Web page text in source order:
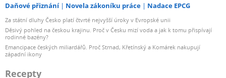
Daňové přiznání Novela zákoníku práce Nadace EPCG
Za státní dluhy Česko platí čtvrté nejvyšší úroky v Evropské unii
Děsivý pohled na českou krajinu. Proč v Česku mizí voda a jak k tomu přispívají
rodinné bazény?
Emancipace českých miliardářů. Proč Strnad, Křetínský a Komárek nakupují
západní ikony
Recepty